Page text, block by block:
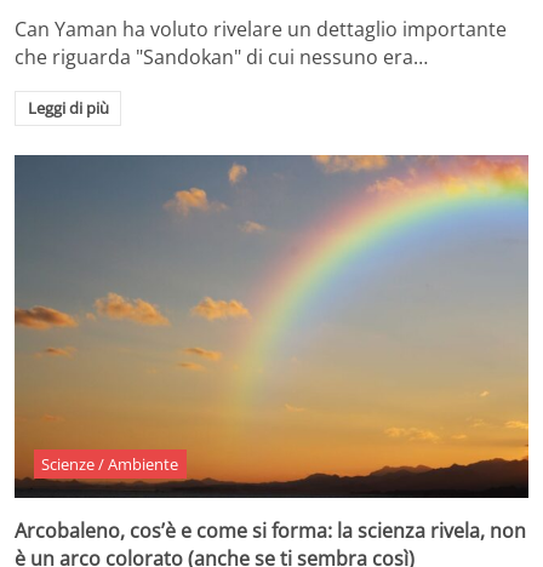
Can Yaman ha voluto rivelare un dettaglio importante
che riguarda "Sandokan" di cui nessuno era…
Leggi di più
Scienze / Ambiente
Arcobaleno, cos’è e come si forma: la scienza rivela, non
è un arco colorato (anche se ti sembra così)